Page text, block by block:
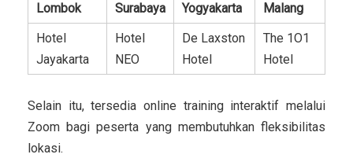
Lombok Surabaya Yogyakarta
Malang
Hotel
Jayakarta
Hotel
NEO
De Laxston
Hotel
The 1O1
Hotel
Selain itu, tersedia online training interaktif melalui
Zoom bagi peserta yang membutuhkan fleksibilitas
lokasi.